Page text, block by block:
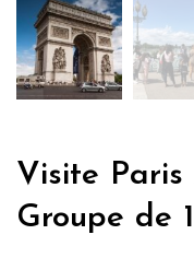
Visite Paris
Groupe de